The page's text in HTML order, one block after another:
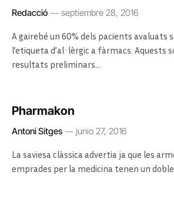
Redacció septiembre 28, 2016
A gairebé un 60% dels pacients avaluats
l’etiqueta d’al·lèrgic a fàrmacs. Aquests
resultats preliminars…
Pharmakon
Antoni Sitges junio 27, 2016
La saviesa clàssica advertia ja que les
emprades per la medicina tenen un doble